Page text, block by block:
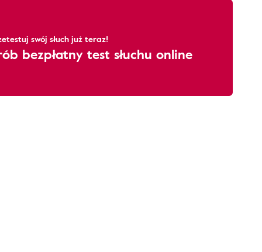
swój słuch już teraz!
bezpłatny test słuchu online